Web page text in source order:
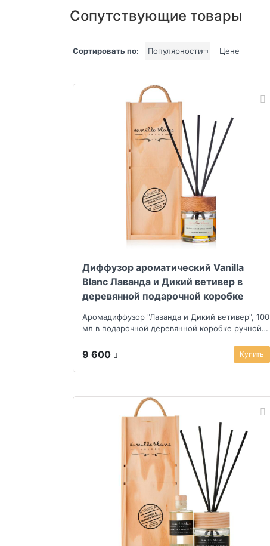
Сопутствующие товары
Сортировать по: Популярности Цене
Диффузор ароматический Vanilla
Blanc Лаванда и Дикий ветивер в
деревянной подарочной коробке
Аромадиффузор "Лаванда и Дикий ветивер", 100
мл в подарочной деревянной коробке ручной
9 600 Купить